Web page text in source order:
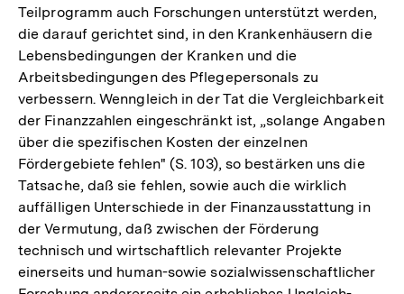
Teilprogramm auch Forschungen unterstützt werden,
die darauf gerichtet sind, in den Krankenhäusern die
Lebensbedingungen der Kranken und die
Arbeitsbedingungen des Pflegepersonals zu
verbessern. Wenngleich in der Tat die Vergleichbarkeit
der Finanzzahlen eingeschränkt ist, „solange Angaben
über die spezifischen Kosten der einzelnen
Fördergebiete fehlen" (S. 103), so bestärken uns die
Tatsache, daß sie fehlen, sowie auch die wirklich
auffälligen Unterschiede in der Finanzausstattung in
der Vermutung, daß zwischen der Förderung
technisch und wirtschaftlich relevanter Projekte
einerseits und human-sowie sozialwissenschaftlicher